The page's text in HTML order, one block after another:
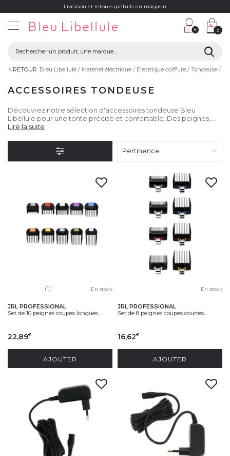
Livraison et retours gratuits en magasin
0
RETOUR Bleu Libellule Matériel électrique Electrique coiffure Tondeuse
ACCESSOIRES TONDEUSE
Découvrez notre sélection d'accessoires tondeuse Bleu
Libellule pour une tonte précise et confortable. Des peignes,
sabots, têtes de coupe et batteries de rechange pour
Lire la suite
Pertinence
(1) En stock
JRL PROFESSIONAL
Set de 10 peignes coupes longues...
22,89€
AJOUTER
En stock
JRL PROFESSIONAL
Set de 8 peignes coupes courtes...
16,62€
AJOUTER